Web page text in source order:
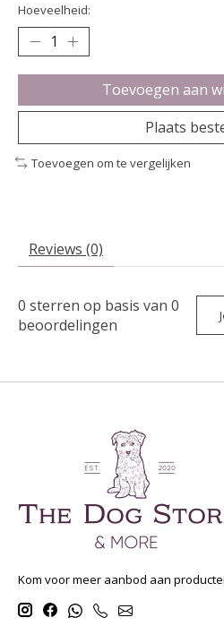
Hoeveelheid:
Toevoegen aan
Plaats
Toevoegen om te vergelijken
Reviews (0)
0 sterren op basis van 0
beoordelingen
Kom voor meer aanbod aan